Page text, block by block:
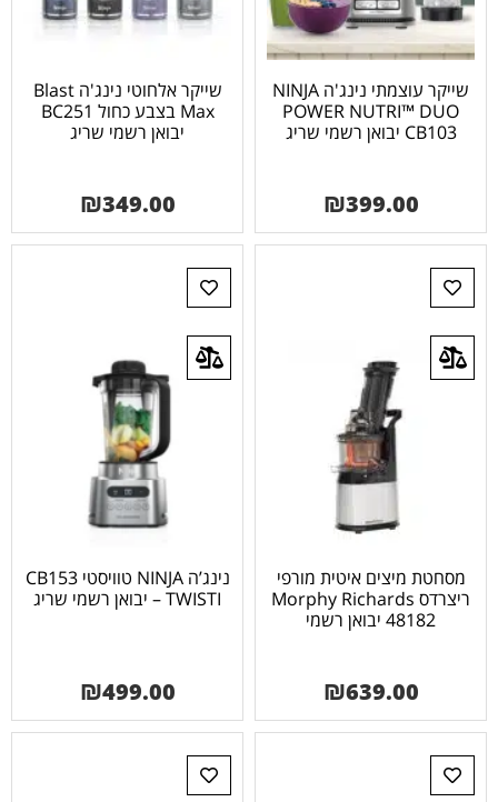
שייקר עוצמתי נינג'ה NINJA
POWER NUTRI™ DUO
CB103 יבואן רשמי שריג
₪399.00
שייקר אלחוטי נינג'ה Blast
Max בצבע כחול BC251
יבואן רשמי שריג
₪349.00
מסחטת מיצים איטית מורפי
ריצרדס Morphy Richards
48182 יבואן רשמי
₪639.00
נינג’ה NINJA טוויסטי CB153
– TWISTI יבואן רשמי שריג
₪499.00